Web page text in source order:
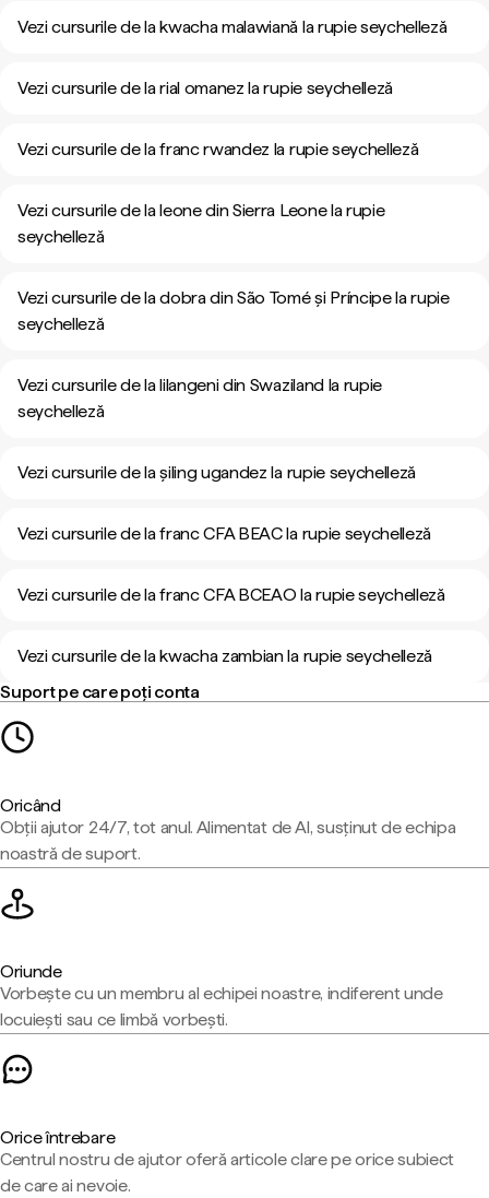
Vezi cursurile de la kwacha malawiană la rupie seychelleză
Vezi cursurile de la rial omanez la rupie seychelleză
Vezi cursurile de la franc rwandez la rupie seychelleză
Vezi cursurile de la leone din Sierra Leone la rupie
seychelleză
Vezi cursurile de la dobra din São Tomé și Príncipe la rupie
seychelleză
Vezi cursurile de la lilangeni din Swaziland la rupie
seychelleză
Vezi cursurile de la șiling ugandez la rupie seychelleză
Vezi cursurile de la franc CFA BEAC la rupie seychelleză
Vezi cursurile de la franc CFA BCEAO la rupie seychelleză
Vezi cursurile de la kwacha zambian la rupie seychelleză
Suport pe care poți conta
Oricând
Obții ajutor 24/7, tot anul. Alimentat de AI, susținut de echipa
noastră de suport.
Oriunde
Vorbește cu un membru al echipei noastre, indiferent unde
locuiești sau ce limbă vorbești.
Orice întrebare
Centrul nostru de ajutor oferă articole clare pe orice subiect
de care ai nevoie.